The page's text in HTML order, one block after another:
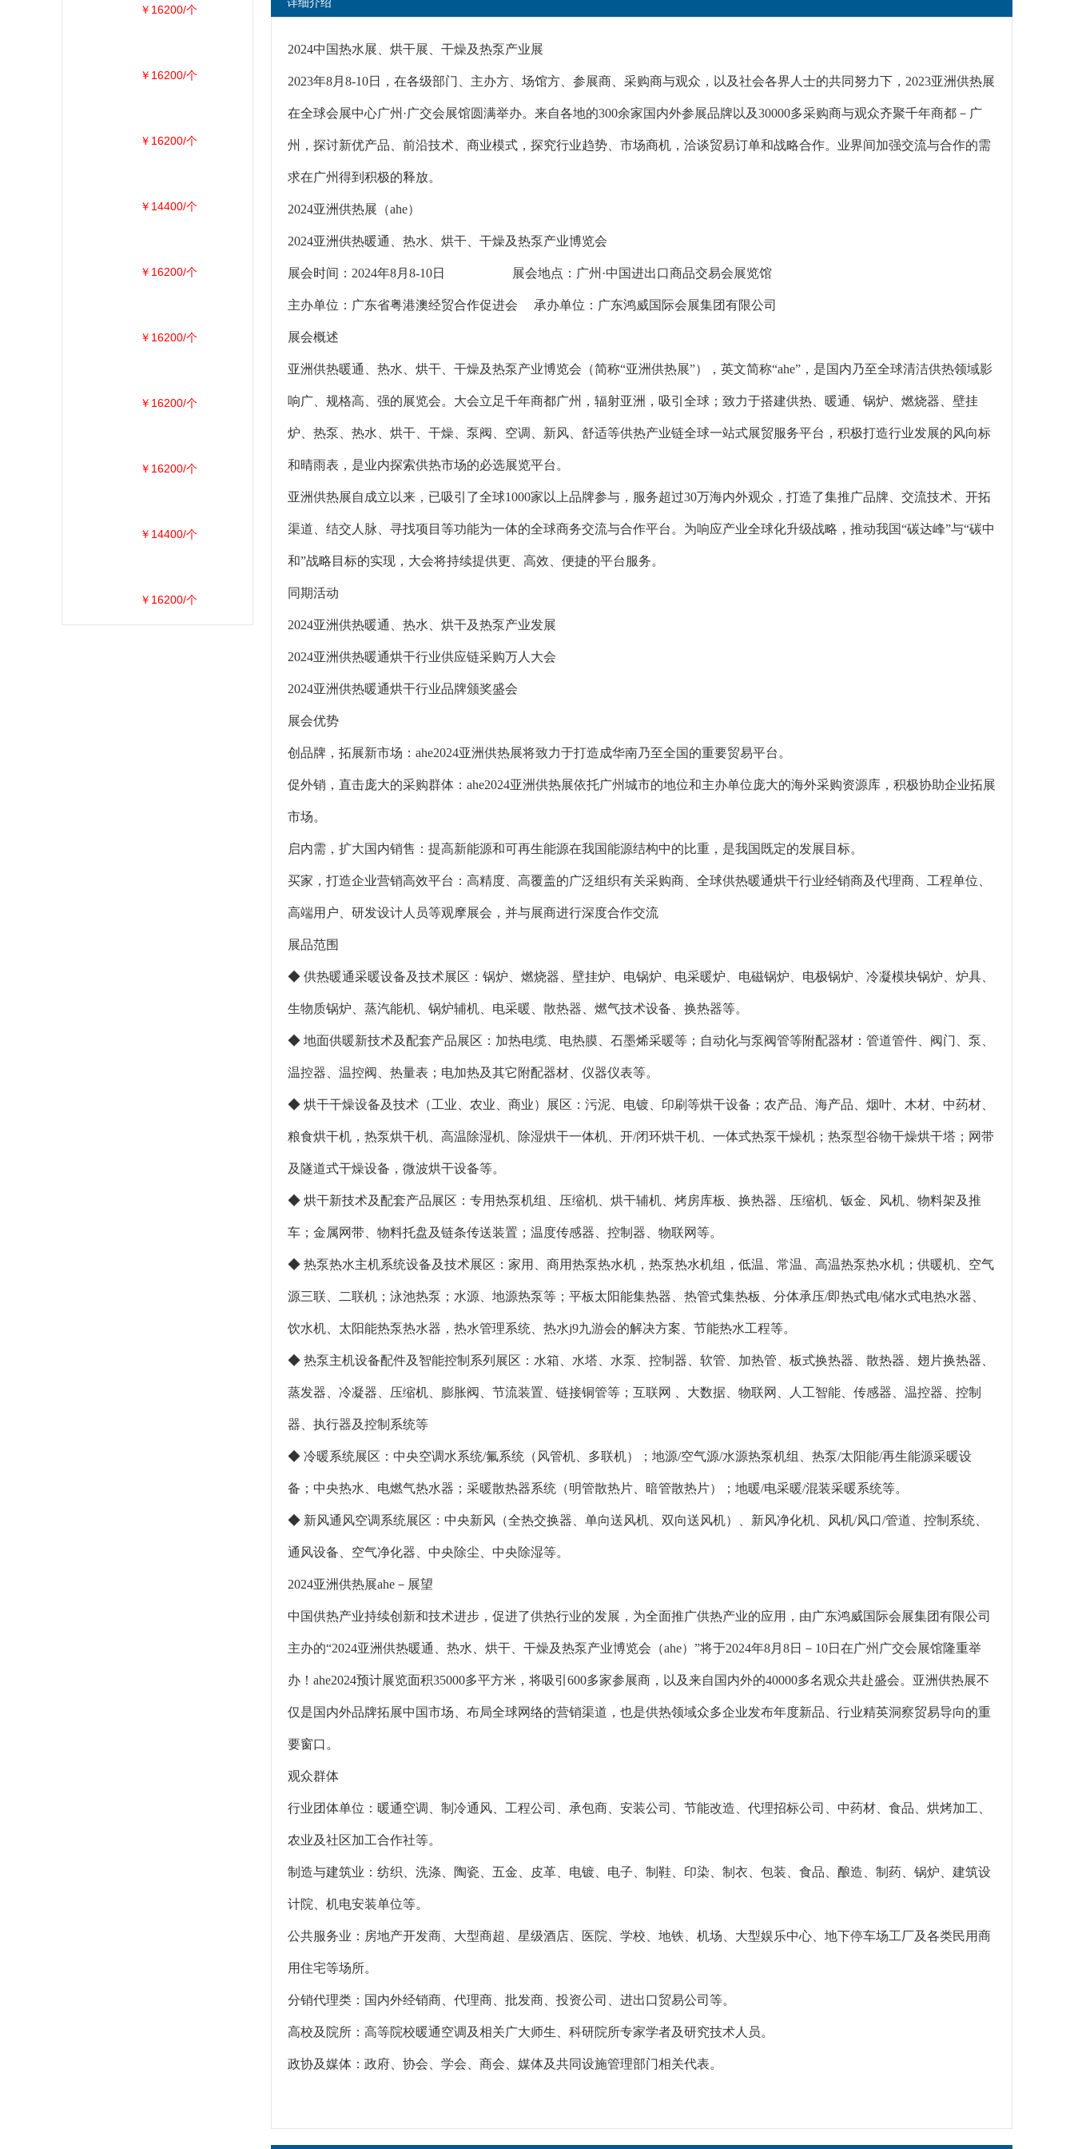
2024中国热水展、烘干展、干燥及热泵产业展
2023年8月8-10日，在各级部门、主办方、场馆方、参展商、采购商与观众，以及社会各界人士的共同努力下，2023亚洲供热展
在全球会展中心广州·广交会展馆圆满举办。来自各地的300余家国内外参展品牌以及30000多采购商与观众齐聚千年商都－广
州，探讨新优产品、前沿技术、商业模式，探究行业趋势、市场商机，洽谈贸易订单和战略合作。业界间加强交流与合作的需
求在广州得到积极的释放。
2024亚洲供热展（ahe）
2024亚洲供热暖通、热水、烘干、干燥及热泵产业博览会
展会时间：2024年8月8-10日 展会地点：广州·中国进出口商品交易会展览馆
主办单位：广东省粤港澳经贸合作促进会 承办单位：广东鸿威国际会展集团有限公司
展会概述
亚洲供热暖通、热水、烘干、干燥及热泵产业博览会（简称“亚洲供热展”），英文简称“ahe”，是国内乃至全球清洁供热领域影
响广、规格高、强的展览会。大会立足千年商都广州，辐射亚洲，吸引全球；致力于搭建供热、暖通、锅炉、燃烧器、壁挂
炉、热泵、热水、烘干、干燥、泵阀、空调、新风、舒适等供热产业链全球一站式展贸服务平台，积极打造行业发展的风向标
和晴雨表，是业内探索供热市场的必选展览平台。
亚洲供热展自成立以来，已吸引了全球1000家以上品牌参与，服务超过30万海内外观众，打造了集推广品牌、交流技术、开拓
渠道、结交人脉、寻找项目等功能为一体的全球商务交流与合作平台。为响应产业全球化升级战略，推动我国“碳达峰”与“碳中
和”战略目标的实现，大会将持续提供更、高效、便捷的平台服务。
同期活动
2024亚洲供热暖通、热水、烘干及热泵产业发展
2024亚洲供热暖通烘干行业供应链采购万人大会
2024亚洲供热暖通烘干行业品牌颁奖盛会
展会优势
创品牌，拓展新市场：ahe2024亚洲供热展将致力于打造成华南乃至全国的重要贸易平台。
促外销，直击庞大的采购群体：ahe2024亚洲供热展依托广州城市的地位和主办单位庞大的海外采购资源库，积极协助企业拓展
市场。
启内需，扩大国内销售：提高新能源和可再生能源在我国能源结构中的比重，是我国既定的发展目标。
买家，打造企业营销高效平台：高精度、高覆盖的广泛组织有关采购商、全球供热暖通烘干行业经销商及代理商、工程单位、
高端用户、研发设计人员等观摩展会，并与展商进行深度合作交流
展品范围
◆ 供热暖通采暖设备及技术展区：锅炉、燃烧器、壁挂炉、电锅炉、电采暖炉、电磁锅炉、电极锅炉、冷凝模块锅炉、炉具、
生物质锅炉、蒸汽能机、锅炉辅机、电采暖、散热器、燃气技术设备、换热器等。
◆ 地面供暖新技术及配套产品展区：加热电缆、电热膜、石墨烯采暖等；自动化与泵阀管等附配器材：管道管件、阀门、泵、
温控器、温控阀、热量表；电加热及其它附配器材、仪器仪表等。
◆ 烘干干燥设备及技术（工业、农业、商业）展区：污泥、电镀、印刷等烘干设备；农产品、海产品、烟叶、木材、中药材、
粮食烘干机，热泵烘干机、高温除湿机、除湿烘干一体机、开/闭环烘干机、一体式热泵干燥机；热泵型谷物干燥烘干塔；网带
及隧道式干燥设备，微波烘干设备等。
◆ 烘干新技术及配套产品展区：专用热泵机组、压缩机、烘干辅机、烤房库板、换热器、压缩机、钣金、风机、物料架及推
车；金属网带、物料托盘及链条传送装置；温度传感器、控制器、物联网等。
◆ 热泵热水主机系统设备及技术展区：家用、商用热泵热水机，热泵热水机组，低温、常温、高温热泵热水机；供暖机、空气
源三联、二联机；泳池热泵；水源、地源热泵等；平板太阳能集热器、热管式集热板、分体承压/即热式电/储水式电热水器、
饮水机、太阳能热泵热水器，热水管理系统、热水j9九游会的解决方案、节能热水工程等。
◆ 热泵主机设备配件及智能控制系列展区：水箱、水塔、水泵、控制器、软管、加热管、板式换热器、散热器、翅片换热器、
蒸发器、冷凝器、压缩机、膨胀阀、节流装置、链接铜管等；互联网 、大数据、物联网、人工智能、传感器、温控器、控制
器、执行器及控制系统等
◆ 冷暖系统展区：中央空调水系统/氟系统（风管机、多联机）；地源/空气源/水源热泵机组、热泵/太阳能/再生能源采暖设
备；中央热水、电燃气热水器；采暖散热器系统（明管散热片、暗管散热片）；地暖/电采暖/混装采暖系统等。
◆ 新风通风空调系统展区：中央新风（全热交换器、单向送风机、双向送风机）、新风净化机、风机/风口/管道、控制系统、
通风设备、空气净化器、中央除尘、中央除湿等。
2024亚洲供热展ahe－展望
中国供热产业持续创新和技术进步，促进了供热行业的发展，为全面推广供热产业的应用，由广东鸿威国际会展集团有限公司
主办的“2024亚洲供热暖通、热水、烘干、干燥及热泵产业博览会（ahe）”将于2024年8月8日－10日在广州广交会展馆隆重举
办！ahe2024预计展览面积35000多平方米，将吸引600多家参展商，以及来自国内外的40000多名观众共赴盛会。亚洲供热展不
仅是国内外品牌拓展中国市场、布局全球网络的营销渠道，也是供热领域众多企业发布年度新品、行业精英洞察贸易导向的重
要窗口。
观众群体
行业团体单位：暖通空调、制冷通风、工程公司、承包商、安装公司、节能改造、代理招标公司、中药材、食品、烘烤加工、
农业及社区加工合作社等。
制造与建筑业：纺织、洗涤、陶瓷、五金、皮革、电镀、电子、制鞋、印染、制衣、包装、食品、酿造、制药、锅炉、建筑设
计院、机电安装单位等。
公共服务业：房地产开发商、大型商超、星级酒店、医院、学校、地铁、机场、大型娱乐中心、地下停车场工厂及各类民用商
用住宅等场所。
分销代理类：国内外经销商、代理商、批发商、投资公司、进出口贸易公司等。
高校及院所：高等院校暖通空调及相关广大师生、科研院所专家学者及研究技术人员。
政协及媒体：政府、协会、学会、商会、媒体及共同设施管理部门相关代表。
￥16200/个
￥16200/个
￥16200/个
￥14400/个
￥16200/个
￥16200/个
￥16200/个
￥16200/个
￥14400/个
￥16200/个